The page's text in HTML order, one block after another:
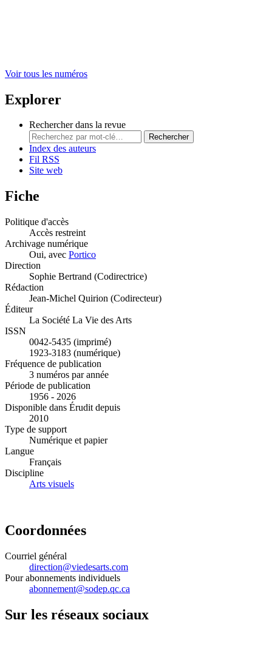
Voir tous les numéros
Explorer
Rechercher dans la revue
Rechercher
Index des auteurs
Fil RSS
Site web
Fiche
Politique d'accès
Accès restreint
Archivage numérique
Oui, avec Portico
Direction
Sophie Bertrand (Codirectrice)
Rédaction
Jean-Michel Quirion (Codirecteur)
Éditeur
La Société La Vie des Arts
ISSN
0042-5435 (imprimé)
1923-3183 (numérique)
Fréquence de publication
3 numéros par année
Période de publication
1956 - 2026
Disponible dans Érudit depuis
2010
Type de support
Numérique et papier
Langue
Français
Discipline
Arts visuels
Coordonnées
Courriel général
direction@viedesarts.com
Pour abonnements individuels
abonnement@sodep.qc.ca
Sur les réseaux sociaux